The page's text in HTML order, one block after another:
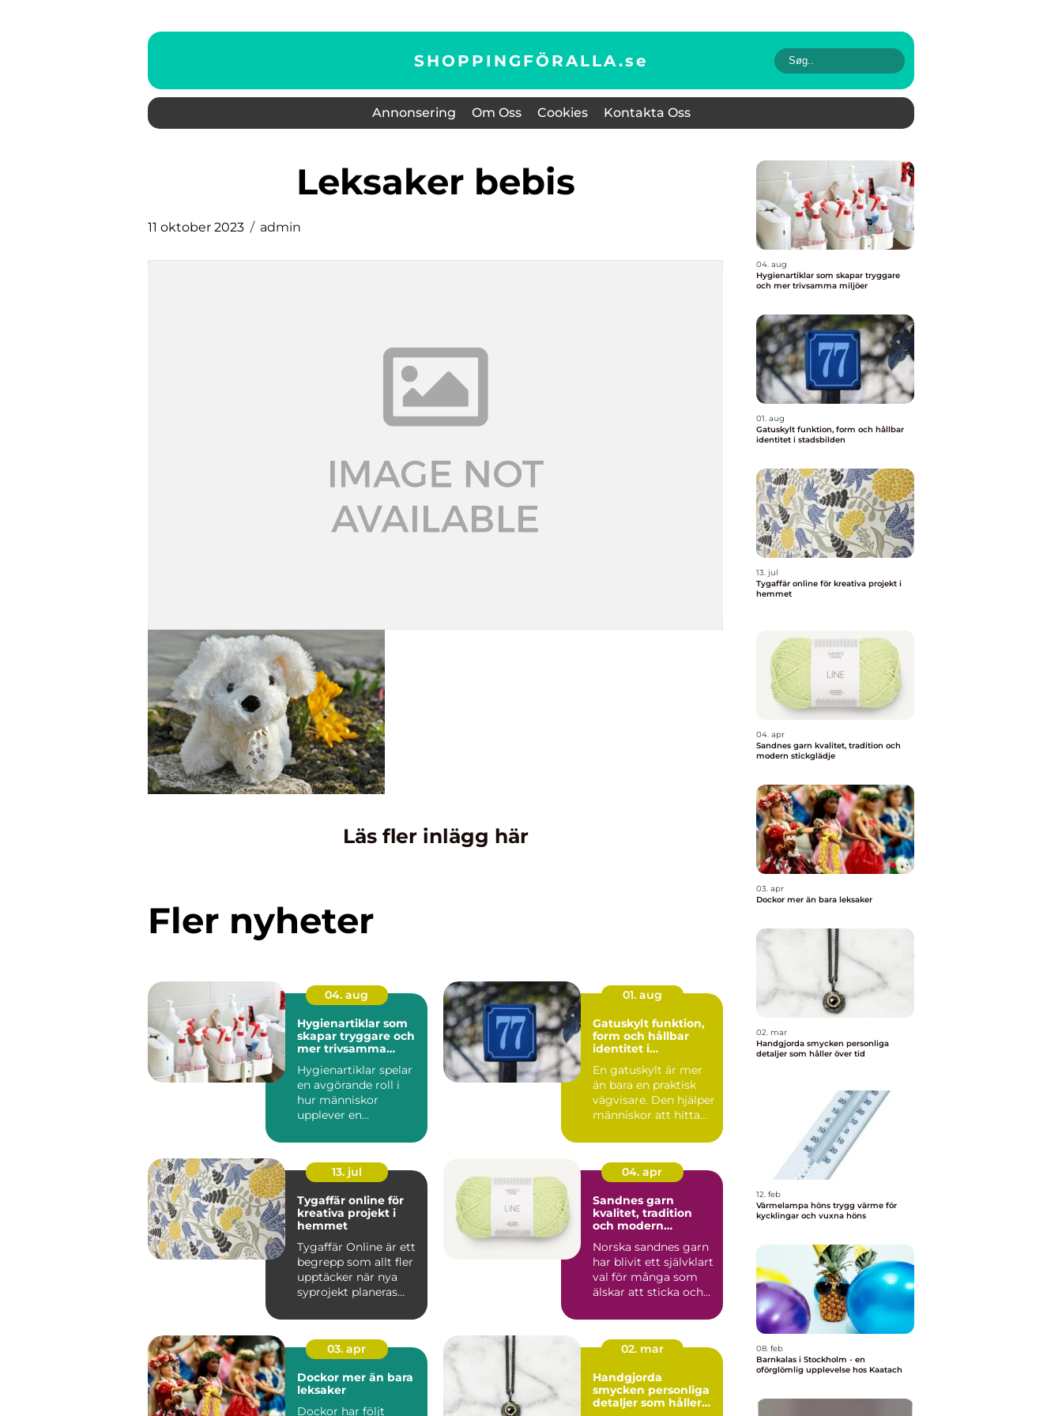
SHOPPINGFÖRALLA.se
Annonsering Om Oss Cookies Kontakta Oss
leksaker bebis
11 oktober 2023 admin
Läs fler inlägg här
Fler nyheter
04. aug
Hygienartiklar som
skapar tryggare och
mer trivsamma
Hygienartiklar spelar
en avgörande roll i
hur människor
upplever en
01. aug
Gatuskylt funktion,
form och hållbar
identitet i
En gatuskylt är mer
än bara en praktisk
vägvisare. Den hjälper
människor att hitta
13. jul
Tygaffär online för
kreativa projekt i
hemmet
Tygaffär Online är ett
begrepp som allt fler
upptäcker när nya
syprojekt planeras
köksbord...
04. apr
Sandnes garn
kvalitet, tradition
och modern
Norska sandnes garn
har blivit ett självklart
val för många som
älskar att sticka och
03. apr
Dockor mer än bara
leksaker
Dockor har följt
02. mar
Handgjorda
smycken personliga
detaljer som håller
04. aug
Hygienartiklar som skapar tryggare
och mer trivsamma miljöer
01. aug
Gatuskylt funktion, form och hållbar
identitet i stadsbilden
13. jul
Tygaffär online för kreativa projekt i
hemmet
04. apr
Sandnes garn kvalitet, tradition och
modern stickglädje
03. apr
Dockor mer än bara leksaker
02. mar
Handgjorda smycken personliga
detaljer som håller över tid
12. feb
Värmelampa höns trygg värme för
kycklingar och vuxna höns
08. feb
Barnkalas i Stockholm - en
oförglömlig upplevelse hos Kaatach